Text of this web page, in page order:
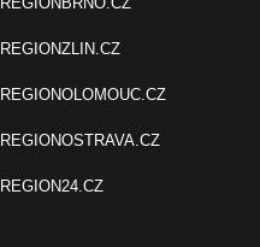
REGIONZLIN.CZ
REGIONOLOMOUC.CZ
REGIONOSTRAVA.CZ
REGION24.CZ